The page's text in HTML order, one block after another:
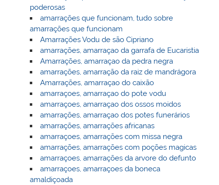
poderosas
amarrações que funcionam, tudo sobre
amarrações que funcionam
Amarrações Vodu de são Cipriano
amarrações, amarraçao da garrafa de Eucaristia
Amarrações, amarraçao da pedra negra
amarrações, amarração da raiz de mandrágora
Amarrações, amarraçao do caixão
amarraçoes, amarraçao do pote vodu
amarraçoes, amarraçao dos ossos moidos
amarrações, amarraçao dos potes funerários
amarrações, amarrações africanas
amarraçoes, amarrações com missa negra
amarrações, amarrações com poções magicas
amarraçoes, amarrações da arvore do defunto
amarraçoes, amarraçoes da boneca
amaldiçoada